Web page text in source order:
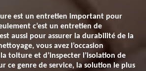
est un entretien important pour
c’est un entretien de
aussi pour assurer la durabilité de la
vous avez l’occasion
la toiture et d’inspecter l’isolation de
ce genre de service, la solution le plus